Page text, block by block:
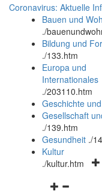
Coronavirus: Aktuelle
Bauen und
./
Bildung und
./133.htm
Europa und
Internationales
./203110.htm
Geschichte
Gesellschaft
./139.htm
Gesundheit ./
Kultur
./kultur.htm